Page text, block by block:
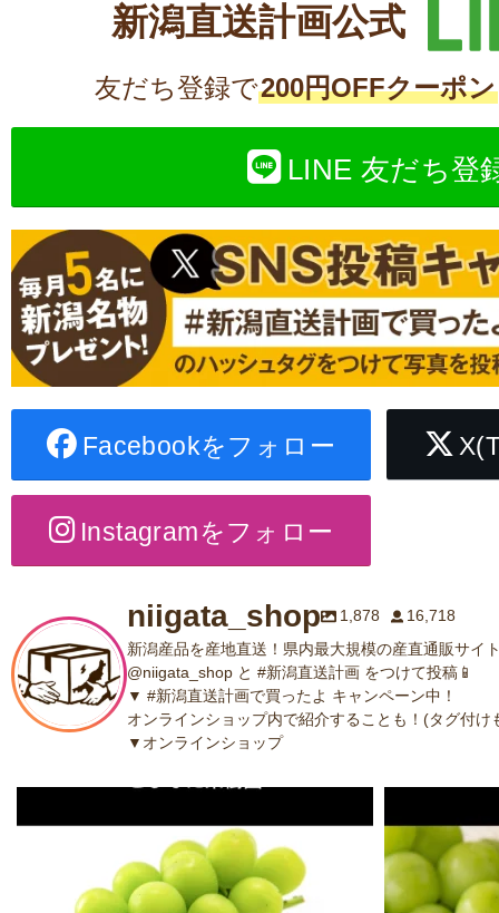
新潟直送計画公式
友だち登録で200円OFFクーポン
LINE 友だち登
Facebookをフォロー
Instagramをフォロー
niigata_shop 1,878
16,718
新潟産品を産地直送！県内最大規模の産直通販サイ
@niigata_shop と #新潟直送計画 をつけて投稿📱
▼ #新潟直送計画で買ったよ キャンペーン中！
オンラインショップ内で紹介することも！(タグ付け
▼オンラインショップ